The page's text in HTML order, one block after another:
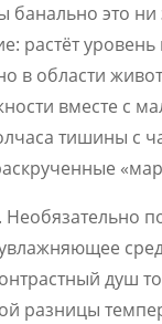
банально это
растёт
в области
вместе с
тишины с
душ
разницы